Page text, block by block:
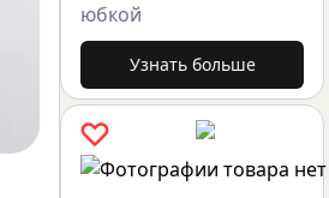
юбкой
Узнать больше